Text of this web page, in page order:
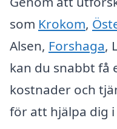
som Krokom,
Alsen, Forshaga,
kan du snabbt få
kostnader och
för att hjälpa dig